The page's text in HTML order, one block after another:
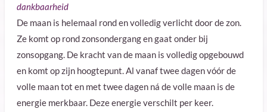
dankbaarheid
De maan is helemaal rond en volledig verlicht door de zon.
Ze komt op rond zonsondergang en gaat onder bij
zonsopgang. De kracht van de maan is volledig opgebouwd
en komt op zijn hoogtepunt. Al vanaf twee dagen vóór de
volle maan tot en met twee dagen ná de volle maan is de
energie merkbaar. Deze energie verschilt per keer.